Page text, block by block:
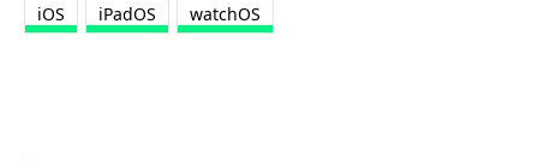
iOS iPadOS watchOS